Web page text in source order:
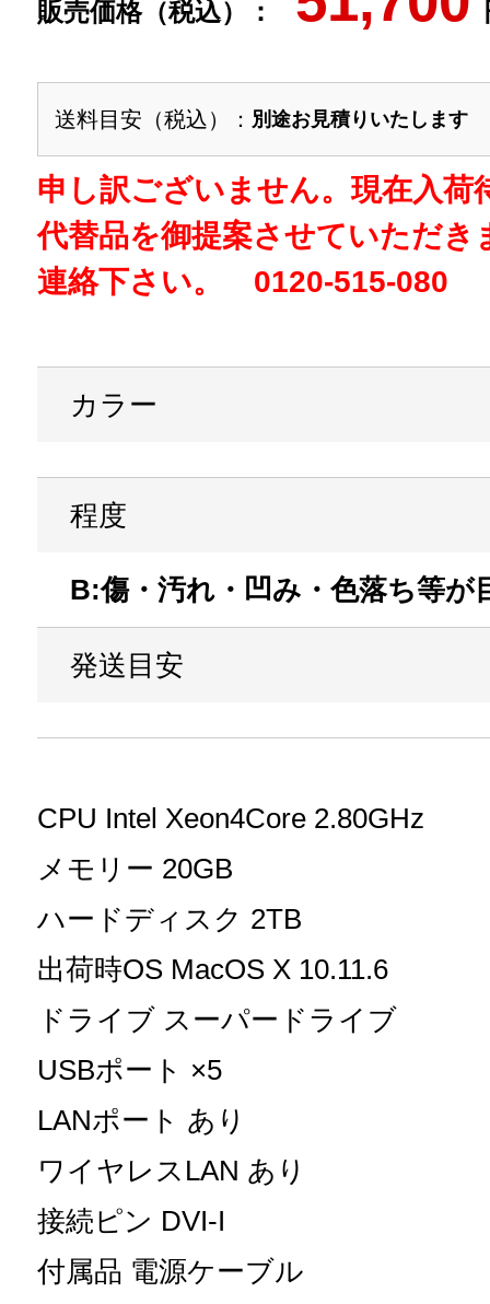
販売価格（税込）：
送料目安（税込）： 別途お見積りいたします
申し訳ございません。現在入荷
代替品を御提案させていただき
連絡下さい。 0120-515-080
カラー
程度
B:傷・汚れ・凹み・色落ち等が
発送目安
CPU Intel Xeon4Core 2.80GHz
メモリー 20GB
ハードディスク 2TB
出荷時OS MacOS X 10.11.6
ドライブ スーパードライブ
USBポート ×5
LANポート あり
ワイヤレスLAN あり
接続ピン DVI-I
付属品 電源ケーブル